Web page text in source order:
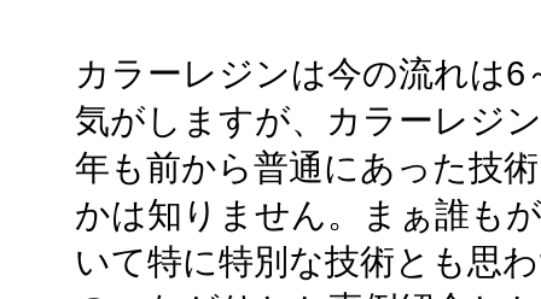
カラーレジンは今の流れは
気がしますが、カラーレジ
年も前から普通にあった技
かは知りません。まぁ誰も
いて特に特別な技術とも思